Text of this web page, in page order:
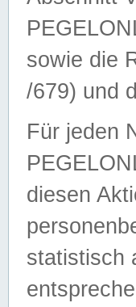
sowie die
/679) und
Für jeden
diesen
statistisch